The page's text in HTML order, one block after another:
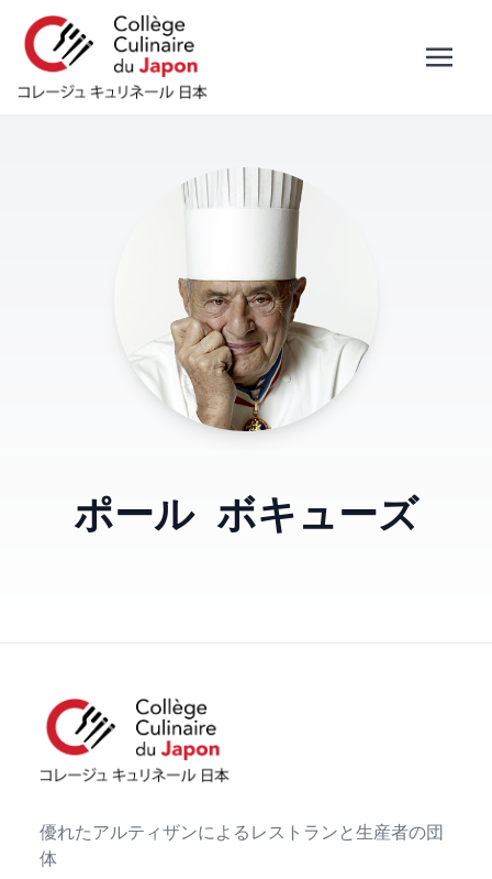
ポール ボキューズ
優れたアルティザンによるレストランと生産者の団
体